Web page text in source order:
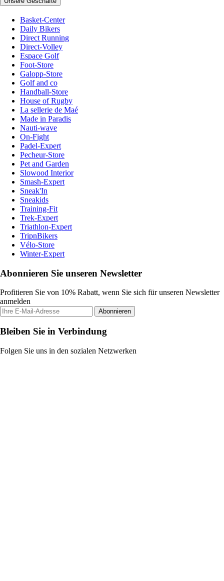
Basket-Center
Daily Bikers
Direct Running
Direct-Volley
Espace Golf
Foot-Store
Galopp-Store
Golf and co
Handball-Store
House of Rugby
La sellerie de Maé
Made in Paradis
Nauti-wave
On-Fight
Padel-Expert
Pecheur-Store
Pet and Garden
Slowood Interior
Smash-Expert
Sneak'In
Sneakids
Training-Fit
Trek-Expert
Triathlon-Expert
TripnBikers
Vélo-Store
Winter-Expert
Abonnieren Sie unseren Newsletter
Profitieren Sie von 10% Rabatt, wenn Sie sich für unseren Newsletter
anmelden
Abonnieren
Bleiben Sie in Verbindung
Folgen Sie uns in den sozialen Netzwerken